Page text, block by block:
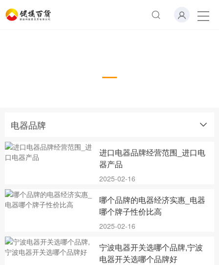
电器品牌
进口电器品牌经营范围_进口电
器产品
2025-02-16
哪个品牌的电器经济实惠_电器
哪个牌子性价比高
2025-02-16
宁波电器开关选哪个品牌,宁波
电器开关选哪个品牌好